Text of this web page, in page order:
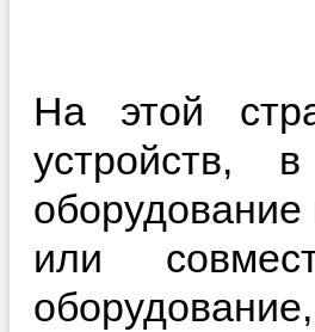
На этой
устройств,
оборудование
или